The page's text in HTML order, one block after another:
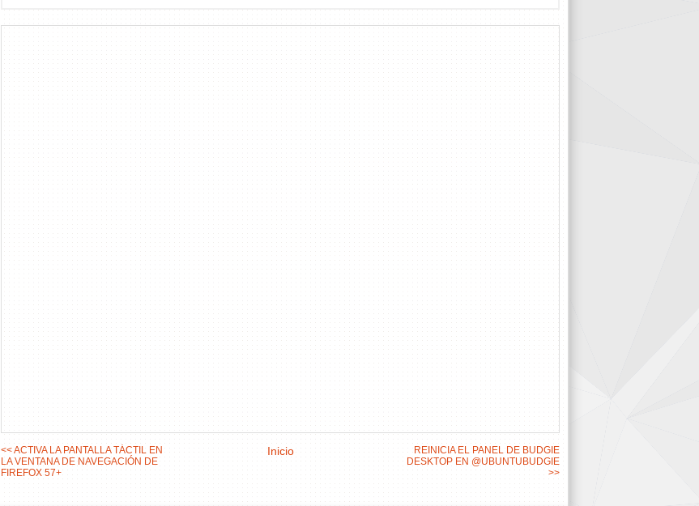
<< ACTIVA LA PANTALLA TÁCTIL EN
LA VENTANA DE NAVEGACIÓN DE
FIREFOX 57+
REINICIA EL PANEL DE BUDGIE
DESKTOP EN @UBUNTUBUDGIE
>>
Inicio